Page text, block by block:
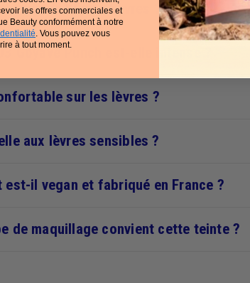
rendu de l’Eau à Lèvres ?
Goyave Punch est-elle intense ?
sur les lèvres ?
aux lèvres sensibles ?
est-il vegan et fabriqué en France ?
de maquillage convient cette teinte ?
les offres commerciales et
Beauty conformément à notre
. Vous pouvez vous
à tout moment.